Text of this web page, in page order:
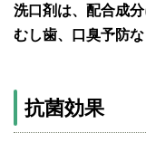
洗口剤は、配合成
むし歯、口臭予防な
抗菌効果